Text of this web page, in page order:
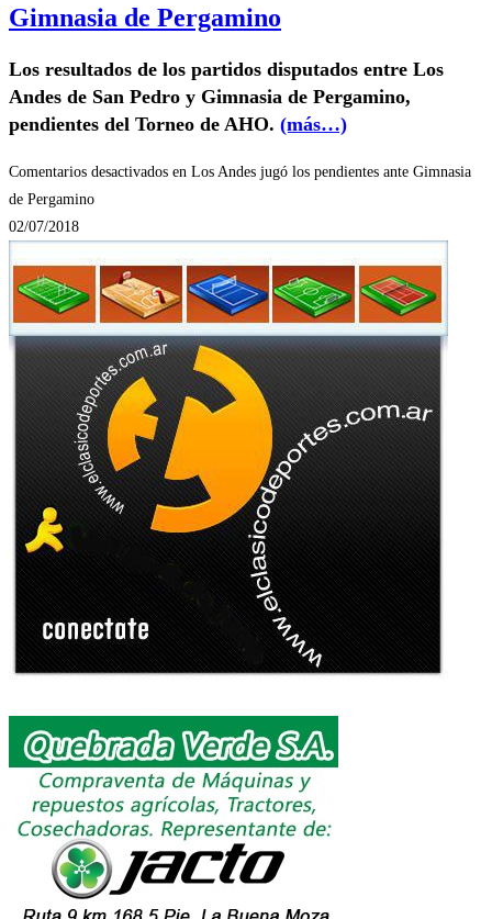
Gimnasia de Pergamino
Los resultados de los partidos disputados entre Los
Andes de San Pedro y Gimnasia de Pergamino,
pendientes del Torneo de AHO. (más…)
Comentarios desactivados en Los Andes jugó los pendientes ante Gimnasia
de Pergamino
02/07/2018